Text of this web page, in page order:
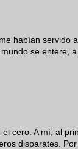
habían servido
se entere,
cero. A mí, al
disparates.